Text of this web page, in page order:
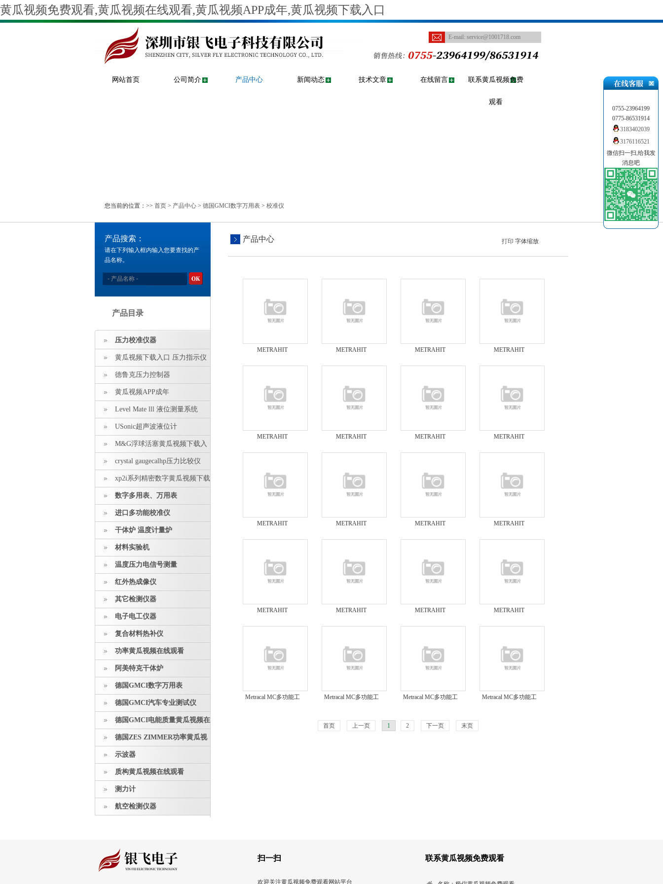
黄瓜视频免费观看,黄瓜视频在线观看,黄瓜视频APP成年,黄瓜视频下载入口
E-mail: service@1001718.com
网站首页 公司简介 产品中心 新闻动态 技术文章 在线留言 联系黄瓜视频免费
观看
您当前的位置：>> 首页 > 产品中心 > 德国GMCI数字万用表 > 校准仪
产品搜索：
请在下列输入框内输入您要查找的产
品名称。
产品目录
压力校准仪器
黄瓜视频下载入口 压力指示仪
压力标准源德鲁克压力控制器
黄瓜视频APP成年
Level Mate lll 液位测量系统
USonic超声波液位计
M&G浮球活塞黄瓜视频下载入
crystal gaugecalhp压力比较仪
xp2i系列精密数字黄瓜视频下载
入口 数字多用表、万用表
进口多功能校准仪
干体炉 温度计量炉
材料实验机
温度压力电信号测量
红外热成像仪
其它检测仪器
电子电工仪器
复合材料热补仪
功率黄瓜视频在线观看
阿美特克干体炉
德国GMCI数字万用表
德国GMCI汽车专业测试仪
德国GMCI电能质量黄瓜视频在
线观看德国ZES ZIMMER功率黄瓜视
频在线观看
示波器
质构黄瓜视频在线观看
测力计
航空检测仪器
产品中心 打印 字体缩放
METRAHIT
校正仪
METRAHIT
校准仪
METRAHIT
校验仪
METRAHIT
工程校验仪
METRAHIT
工程校准仪
METRAHIT
工程校正仪
METRAHIT
多功能校正仪
METRAHIT
多功能校验仪
METRAHIT
多功能校准仪
METRAHIT
MULTICAL
METRAHIT
校准器
METRAHIT
校验器
METRAHIT
校正器
METRAHIT
校验仪
METRAHIT
校准仪
METRAHIT
万能校准仪
Metracal MC多功能工
Metracal MC多功能工
工程校准仪
Metracal MC多功能工
MULTICAL校准仪
Metracal MC多功能工
首页 上一页 1 2 下一页 末页
扫一扫
欢迎关注黄瓜视频免费观看网站平台
联系黄瓜视频免费观看
0755-23964199
0775-86531914
3183402039
3176116521
微信扫一扫,给我发
消息吧